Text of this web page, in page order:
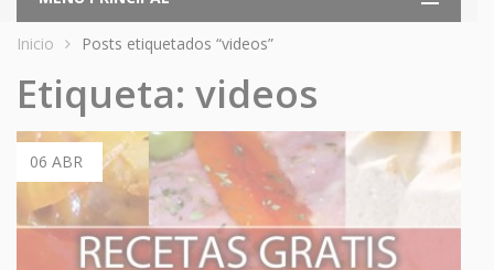
Inicio Posts etiquetados “videos”
Etiqueta: videos
06 ABR